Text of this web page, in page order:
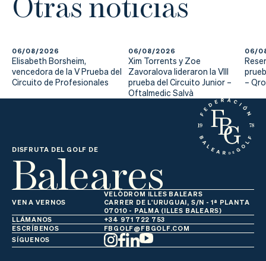
06/08/2026
Elisabeth Borsheim,
vencedora de la V Prueba del
Circuito de Profesionales
06/08/2026
Xim Torrents y Zoe
Zavoralova lideraron la VIII
prueba del Circuito Junior –
Oftalmedic Salvà
06/
–
DISFRUTA DEL GOLF DE
Baleares
VEN A VERNOS
VELÒDROM ILLES BALEARS
CARRER DE L'URUGUAI, S/N - 1ª PLANTA
07010 - PALMA (ILLES BALEARS)
LLÁMANOS
+34 971 722 753
ESCRÍBENOS
FBGOLF@FBGOLF.COM
SÍGUENOS